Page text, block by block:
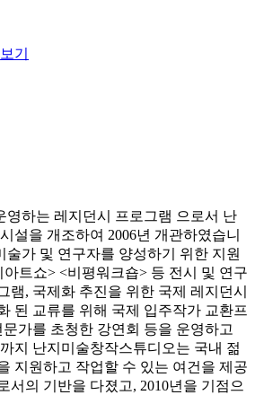
기
영하는 레지던시 프로그램 으로서 난
설을 개조하여 2006년 개관하였습니
술가 및 연구자를 양성하기 위한 지원
트쇼> <비평워크숍> 등 전시 및 연구
램, 국제화 추진을 위한 국제 레지던시
된 교류를 위해 국제 입주작가 교환프
가를 초청한 강연회 등을 운영하고
지 난지미술창작스튜디오는 국내 젊
지원하고 작업할 수 있는 여건을 제공
서의 기반을 다졌고, 2010년을 기점으